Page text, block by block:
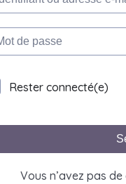
Rester connecté(e)
Vous n’avez pas de